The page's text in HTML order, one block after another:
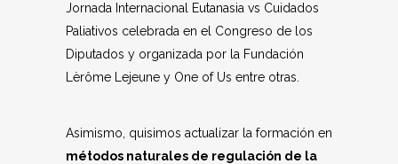
Jornada Internacional Eutanasia vs Cuidados
Paliativos celebrada en el Congreso de los
Diputados y organizada por la Fundación
Lèrôme Lejeune y One of Us entre otras.
Asimismo, quisimos actualizar la formación en
métodos naturales de regulación de la